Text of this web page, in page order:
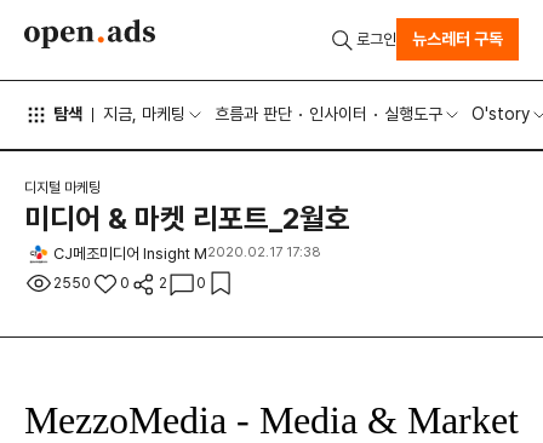
탐색 지금, 마케팅 흐름과 판단 인사이터 실행도구 O'story
로그인 뉴스레터 구독
디지털 마케팅
미디어 & 마켓 리포트_2월호
CJ메조미디어 Insight M2020.02.17 17:38
2550 0 2 0
MezzoMedia - Media & Market